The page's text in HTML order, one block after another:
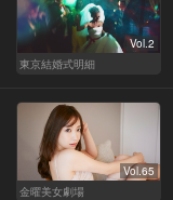
Vol.2
東京結婚式明細
Vol.65
金曜美女劇場